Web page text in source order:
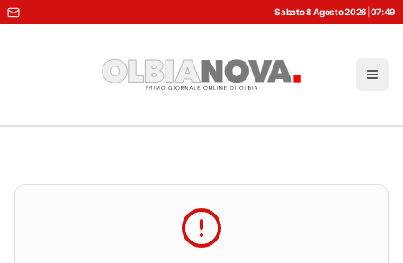
Sabato 8 Agosto 2026 07:49